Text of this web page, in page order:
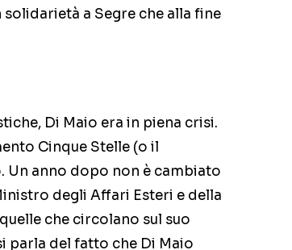
a Segre che alla fine
Di Maio era in piena crisi.
Cinque Stelle (o il
Un anno dopo non è cambiato
degli Affari Esteri e della
quelle che circolano sul suo
parla del fatto che Di Maio